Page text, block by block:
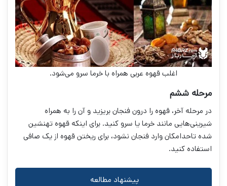
اغلب قهوه عربی همراه با خرما سرو می‌شود.
مرحله ششم
در مرحله آخر، قهوه را درون فنجان بریزید و آن را به همراه
شیرینی‌هایی مانند خرما یا سرو کنید. برای اینکه قهوه تهنشین
شده تاحدامکان وارد فنجان نشود، برای ریختن قهوه از یک صافی
استفاده کنید.
پیشنهاد مطالعه